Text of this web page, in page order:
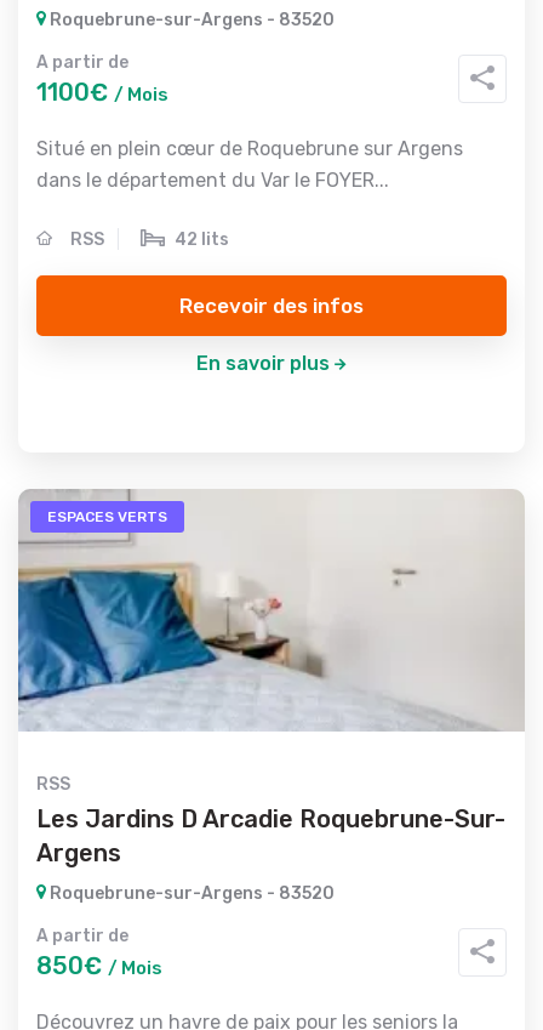
Roquebrune-sur-Argens - 83520
A partir de
1100€ / Mois
Situé en plein cœur de Roquebrune sur Argens
dans le département du Var le FOYER...
RSS 42 lits
Recevoir des infos
En savoir plus
ESPACES VERTS
RSS
Les Jardins D Arcadie Roquebrune-Sur-
Argens
Roquebrune-sur-Argens - 83520
A partir de
850€ / Mois
Découvrez un havre de paix pour les seniors la